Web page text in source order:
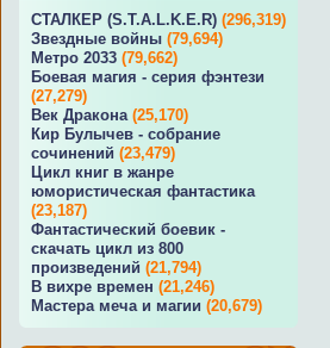
СТАЛКЕР (S.T.A.L.K.E.R) (296,319)
Звездные войны (79,694)
Метро 2033 (79,662)
Боевая магия - серия фэнтези
(27,279)
Век Дракона (25,170)
Кир Булычев - собрание
сочинений (23,479)
Цикл книг в жанре
юмористическая фантастика
(23,187)
Фантастический боевик -
скачать цикл из 800
произведений (21,794)
В вихре времен (21,246)
Мастера меча и магии (20,679)